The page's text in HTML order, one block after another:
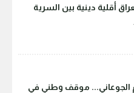
أقلية دينية بين السرية
الجوعاني... موقف وطني في